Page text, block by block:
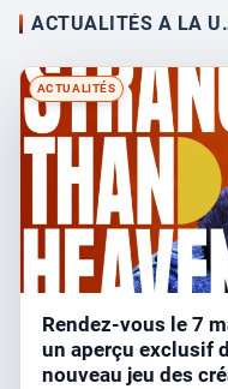
ACTUALITÉS A LA UNE !
ACTUALITÉS
Rendez-vous le 7
un aperçu exclusif
nouveau jeu des